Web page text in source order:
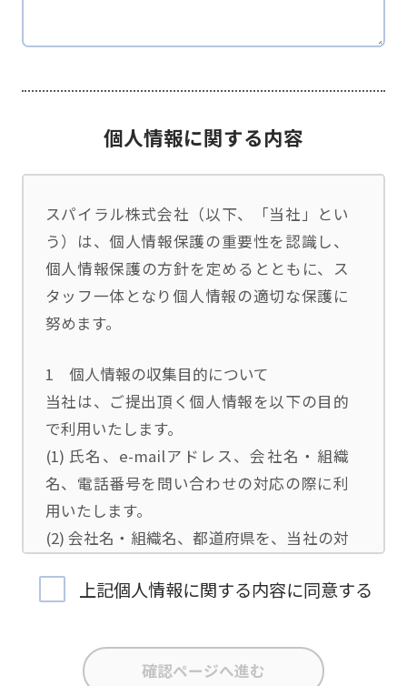
個人情報に関する内容
スパイラル株式会社（以下、「当社」とい
う）は、個人情報保護の重要性を認識し、
個人情報保護の方針を定めるとともに、ス
タッフ一体となり個人情報の適切な保護に
努めます。
1 個人情報の収集目的について
当社は、ご提出頂く個人情報を以下の目的
で利用いたします。
(1) 氏名、e-mailアドレス、会社名・組織
名、電話番号を問い合わせの対応の際に利
用いたします。
(2) 会社名・組織名、都道府県を、当社の対
(3) お問合せ内容について集計分析を行い、
業活動の参考にいたします。
(4) 氏名、e-mailアドレス、会社名・組織
上記個人情報に関する内容に同意する